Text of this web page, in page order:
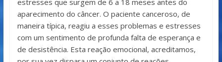
estresses que surgem de 6 a 18 meses antes do
aparecimento do câncer. O paciente canceroso, de
maneira típica, reagiu a esses problemas e estresses
com um sentimento de profunda falta de esperança e
de desistência. Esta reação emocional, acreditamos,